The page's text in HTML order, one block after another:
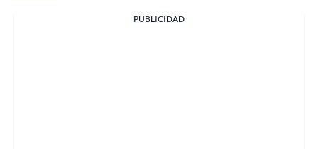
PUBLICIDAD